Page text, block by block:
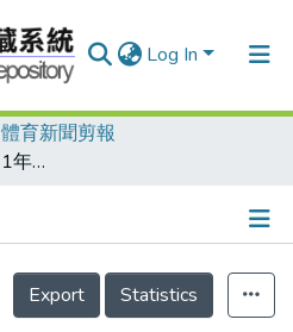
Log In
體育新聞剪報
國際大專橄欖球賽(1991年台北) 球員不服從裁判判決 運動員精神盡失 希望這只是&quot;偶發&quot;事件
Details
Export
Statistics